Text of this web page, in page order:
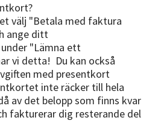
välj "Betala med faktura
ange ditt
"Lämna ett
vi detta! Du kan också
med presentkort
inte räcker till hela
av det belopp som finns kvar
fakturerar dig resterande del